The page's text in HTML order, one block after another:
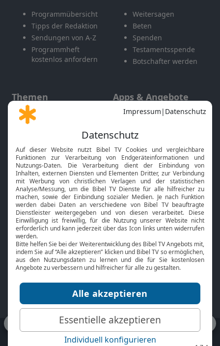
Programmübersicht
Tipps der Redaktion
Sendungen von A-Z
Programmheft
kostenlos anfordern
Weitersagen
Beten
Spenden
Testamentsspende
Botschafter werden
Themen
Gott und Bibel erklärt
Neuigkeiten
Apps & Angebote
Mobile App
Smart TV
HbbTV
Bibelthek Online-Bibel
Nächster Gottesdienst
Bibel TV
Über uns
Jobs
Mediadaten
Service
Kontakt
TV-Empfang
bibeltv.de: Impressum
Datenschutz
Nutzungsbedingungen
Fakten Bibel TV App